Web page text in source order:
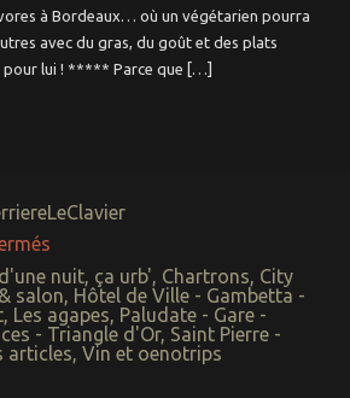
à Bordeaux… où un végétarien pourra
avec du gras, du goût et des plats
pour lui ! ***** Parce que […]
nuit, ça urb', Chartrons, City
salon, Hôtel de Ville - Gambetta -
, Les agapes, Paludate - Gare -
- Triangle d'Or, Saint Pierre -
articles, Vin et oenotrips